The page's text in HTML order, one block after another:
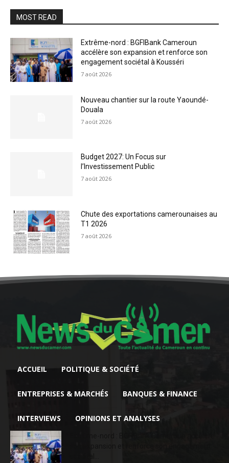
MOST READ
Extrême-nord : BGFIBank Cameroun
accélère son expansion et renforce son
engagement sociétal à Kousséri
7 août 2026
Nouveau chantier sur la route Yaoundé-
Douala
7 août 2026
Budget 2027: Un Focus sur
l’Investissement Public
7 août 2026
Chute des exportations camerounaises au
T1 2026
7 août 2026
ACCUEIL POLITIQUE & SOCIÉTÉ
ENTREPRISES & MARCHÉS BANQUES & FINANCE
INTERVIEWS OPINIONS ET ANALYSES